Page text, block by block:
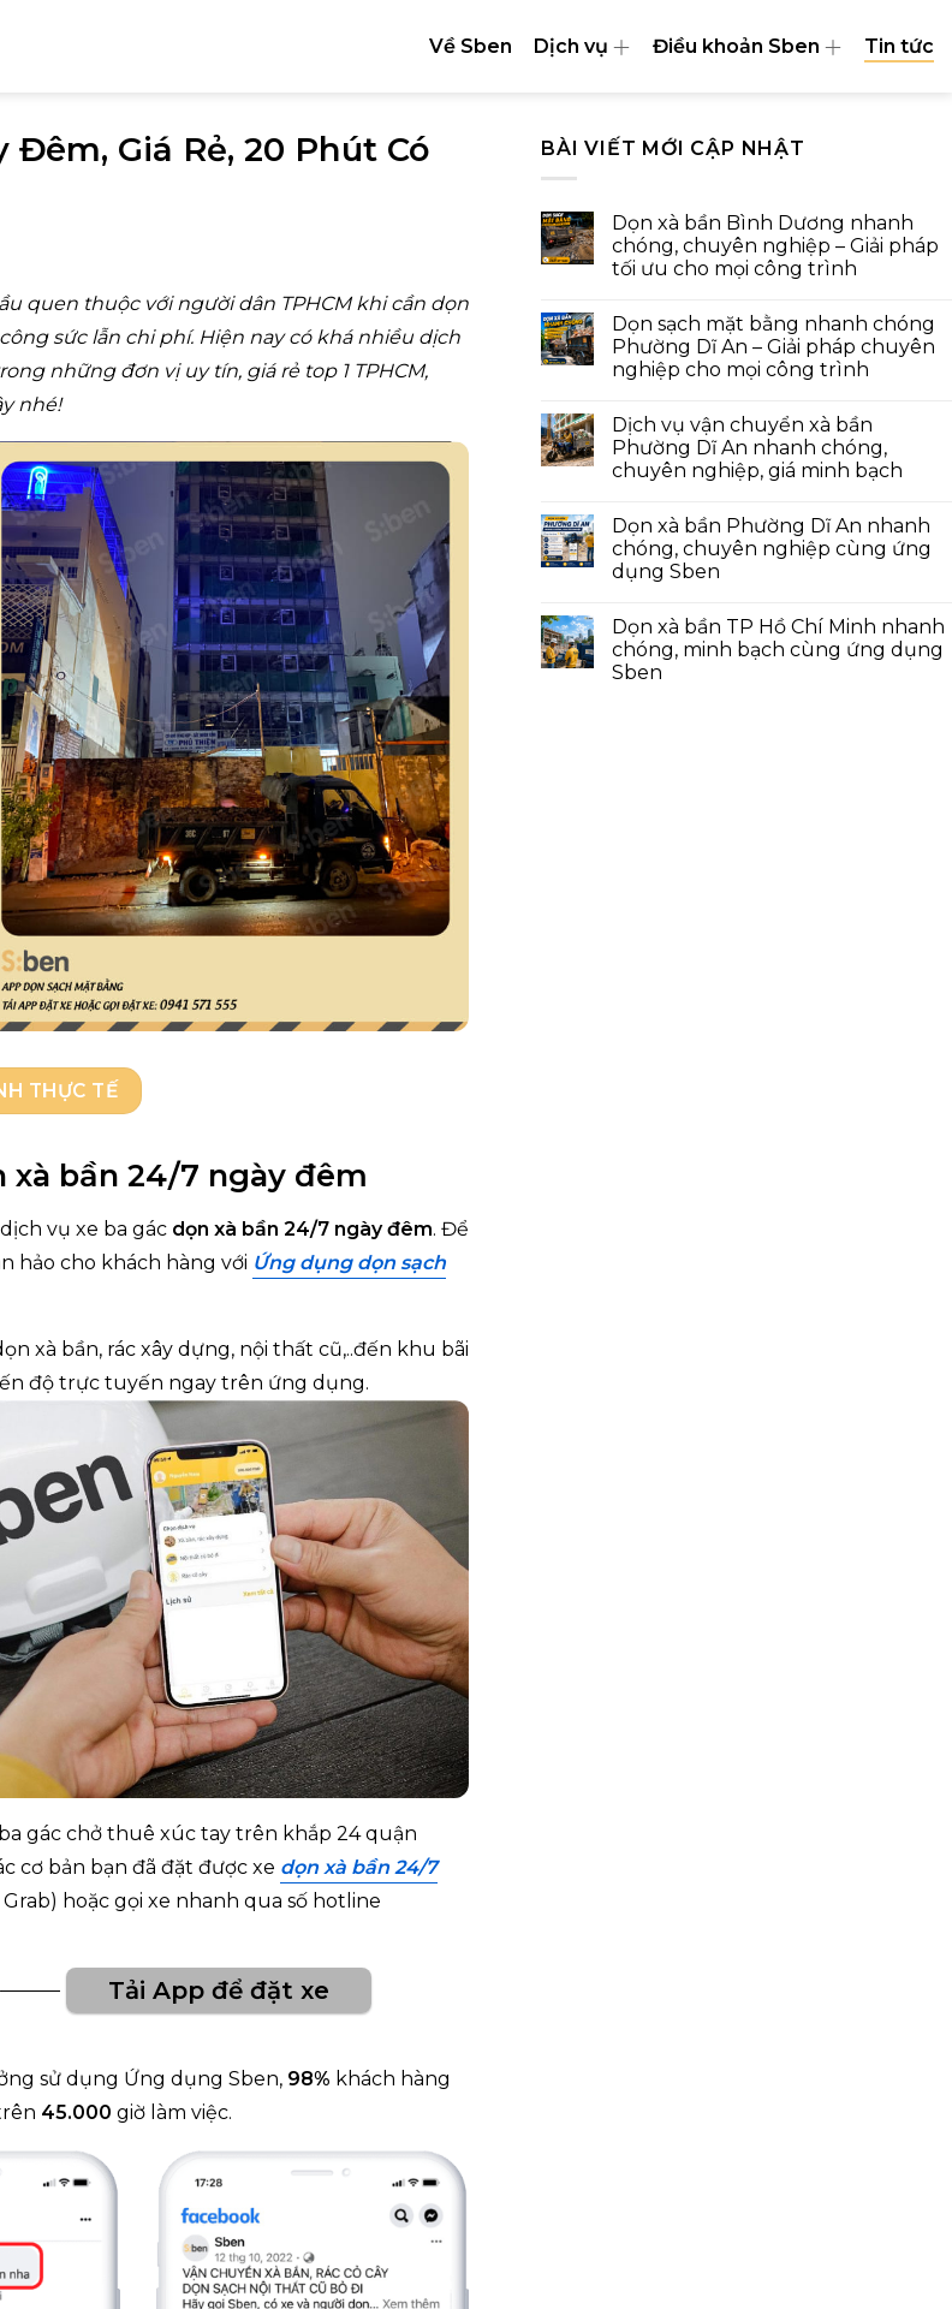
Về Sben Dịch vụ Điều khoản Sben Tin tức
Giá Rẻ, 20 Phút Có
quen thuộc với người dân TPHCM khi cần dọn
sức lẫn chi phí. Hiện nay có khá nhiều dịch
những đơn vị uy tín, giá rẻ top 1 TPHCM,
nhé!
THỰC TẾ
xà bần 24/7 ngày đêm
vụ xe ba gác dọn xà bần 24/7 ngày đêm. Để
hảo cho khách hàng với Ứng dụng dọn sạch
xà bần, rác xây dựng, nội thất cũ,..đến khu bãi
độ trực tuyến ngay trên ứng dụng.
gác chở thuê xúc tay trên khắp 24 quận
cơ bản bạn đã đặt được xe dọn xà bần 24/7
hoặc gọi xe nhanh qua số hotline
Tải App để đặt xe
sử dụng Ứng dụng Sben, 98% khách hàng
45.000 giờ làm việc.
BÀI VIẾT MỚI CẬP NHẬT
Dọn xà bần Bình Dương nhanh
chóng, chuyên nghiệp – Giải pháp
tối ưu cho mọi công trình
Dọn sạch mặt bằng nhanh chóng
Phường Dĩ An – Giải pháp chuyên
nghiệp cho mọi công trình
Dịch vụ vận chuyển xà bần
Phường Dĩ An nhanh chóng,
chuyên nghiệp, giá minh bạch
Dọn xà bần Phường Dĩ An nhanh
chóng, chuyên nghiệp cùng ứng
dụng Sben
Dọn xà bần TP Hồ Chí Minh nhanh
chóng, minh bạch cùng ứng dụng
Sben